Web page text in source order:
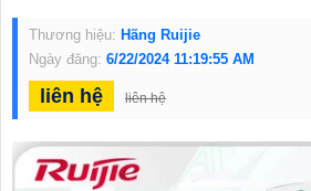
Thương hiệu: Hãng Ruijie
Ngày đăng: 6/22/2024 11:19:55 AM
liên hệ liên hệ